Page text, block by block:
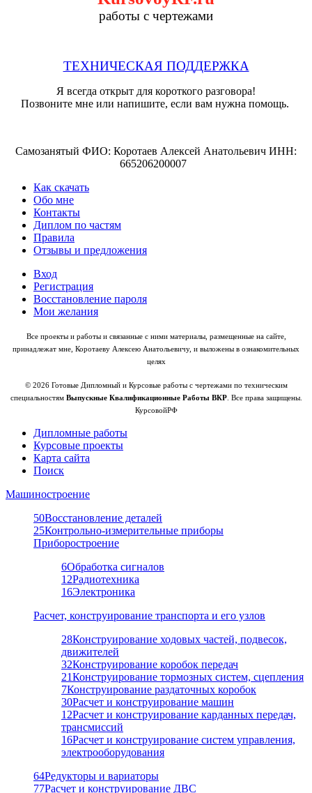
работы с чертежами
ТЕХНИЧЕСКАЯ ПОДДЕРЖКА
Я всегда открыт для короткого разговора!
Позвоните мне или напишите, если вам нужна помощь.
Самозанятый ФИО: Коротаев Алексей Анатольевич ИНН:
665206200007
Как скачать
Обо мне
Контакты
Диплом по частям
Правила
Отзывы и предложения
Вход
Регистрация
Восстановление пароля
Мои желания
Все проекты и работы и связанные с ними материалы, размещенные на сайте,
принадлежат мне, Коротаеву Алексею Анатольевичу, и выложены в ознакомительных
целях
© 2026 Готовые Дипломный и Курсовые работы с чертежами по техническим
специальностям Выпускные Квалификационные Работы ВКР. Все права защищены.
КурсовойРФ
Дипломные работы
Курсовые проекты
Карта сайта
Поиск
Машиностроение
50Восстановление деталей
25Контрольно-измерительные приборы
Приборостроение
6Обработка сигналов
12Радиотехника
16Электроника
Расчет, конструирование транспорта и его узлов
28Конструирование ходовых частей, подвесок,
движителей
32Конструирование коробок передач
21Конструирование тормозных систем, сцепления
7Конструирование раздаточных коробок
30Расчет и конструирование машин
12Расчет и конструирование карданных передач,
трансмиссий
16Расчет и конструирование систем управления,
электрооборудования
64Редукторы и вариаторы
77Расчет и конструирование ДВС